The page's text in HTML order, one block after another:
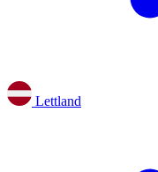
Lettland